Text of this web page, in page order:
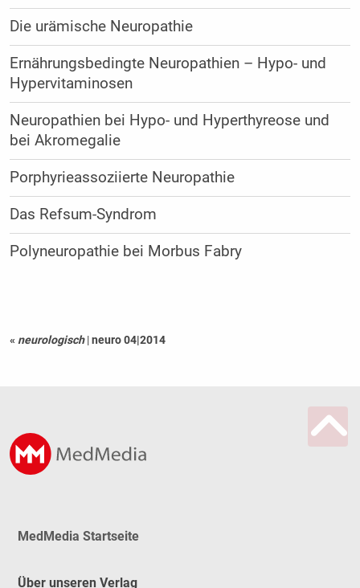
Die urämische Neuropathie
Ernährungsbedingte Neuropathien – Hypo- und
Hypervitaminosen
Neuropathien bei Hypo- und Hyperthyreose und
bei Akromegalie
Porphyrieassoziierte Neuropathie
Das Refsum-Syndrom
Polyneuropathie bei Morbus Fabry
« neurologisch |neuro 04|2014
MedMedia Startseite
Über unseren Verlag